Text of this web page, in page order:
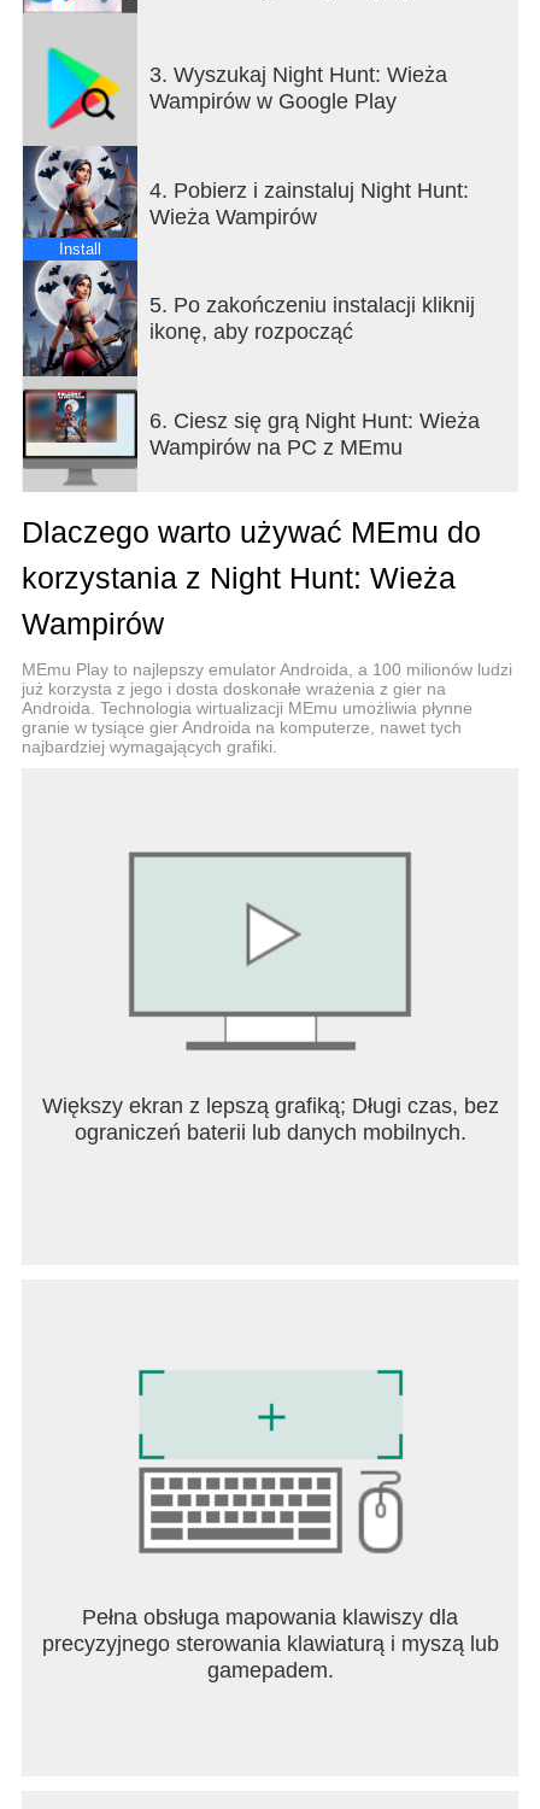
3. Wyszukaj Night Hunt: Wieża
Wampirów w Google Play
Install
4. Pobierz i zainstaluj Night Hunt:
Wieża Wampirów
5. Po zakończeniu instalacji kliknij
ikonę, aby rozpocząć
6. Ciesz się grą Night Hunt: Wieża
Wampirów na PC z MEmu
Dlaczego warto używać MEmu do
korzystania z Night Hunt: Wieża
Wampirów
MEmu Play to najlepszy emulator Androida, a 100 milionów ludzi
już korzysta z jego i dosta doskonałe wrażenia z gier na
Androida. Technologia wirtualizacji MEmu umożliwia płynne
granie w tysiące gier Androida na komputerze, nawet tych
najbardziej wymagających grafiki.
Większy ekran z lepszą grafiką; Długi czas, bez
ograniczeń baterii lub danych mobilnych.
Pełna obsługa mapowania klawiszy dla
precyzyjnego sterowania klawiaturą i myszą lub
gamepadem.